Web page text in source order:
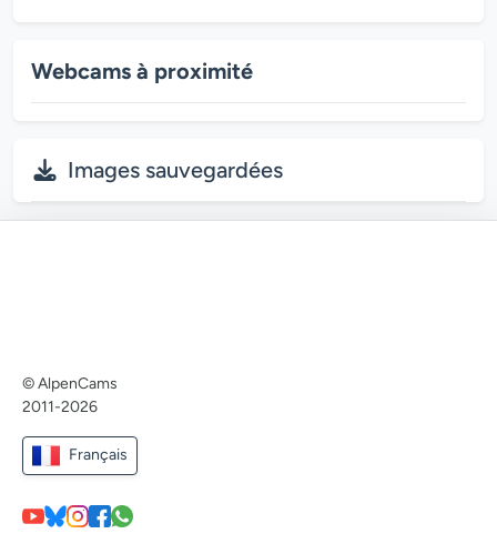
Webcams à proximité
Images sauvegardées
© AlpenCams
2011-2026
Français